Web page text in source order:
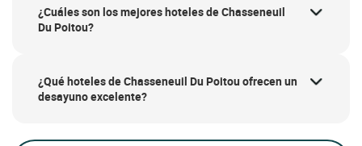
¿Cuáles son los mejores hoteles de Chasseneuil
Du Poitou?
¿Qué hoteles de Chasseneuil Du Poitou ofrecen un
desayuno excelente?